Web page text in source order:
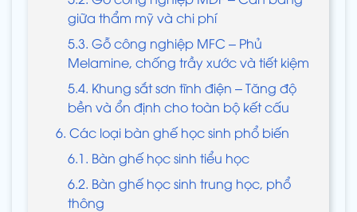
giữa thẩm mỹ và chi phí
5.3. Gỗ công nghiệp MFC – Phủ
Melamine, chống trầy xước và tiết kiệm
5.4. Khung sắt sơn tĩnh điện – Tăng độ
bền và ổn định cho toàn bộ kết cấu
6. Các loại bàn ghế học sinh phổ biến
6.1. Bàn ghế học sinh tiểu học
6.2. Bàn ghế học sinh trung học, phổ
thông